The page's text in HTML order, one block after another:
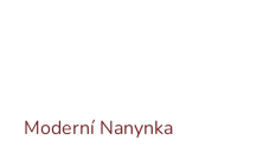
Moderní Nanynka